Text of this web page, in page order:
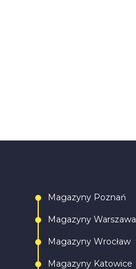
Magazyny Poznań
Magazyny Warszawa
Magazyny Wrocław
Magazyny Katowice